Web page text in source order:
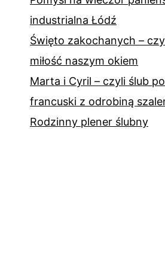
industrialna Łódź
Święto zakochanych –
miłość naszym okiem
Marta i Cyril – czyli ślub
francuski z odrobiną
Rodzinny plener ślubny